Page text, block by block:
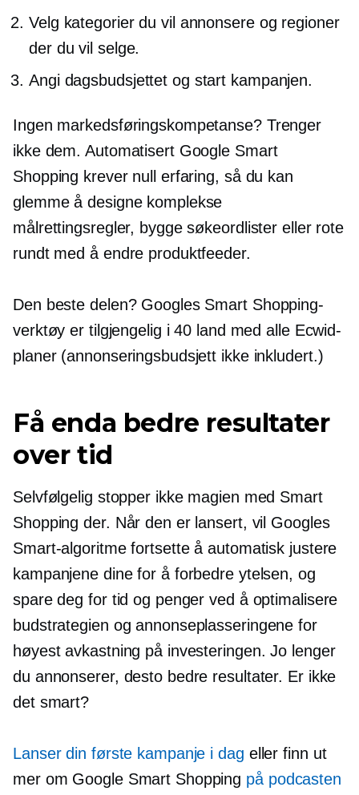
Velg kategorier du vil annonsere og regioner
der du vil selge.
Angi dagsbudsjettet og start kampanjen.
Ingen markedsføringskompetanse? Trenger
ikke dem. Automatisert Google Smart
Shopping krever null erfaring, så du kan
glemme å designe komplekse
målrettingsregler, bygge søkeordlister eller rote
rundt med å endre produktfeeder.
Den beste delen? Googles Smart Shopping-
verktøy er tilgjengelig i 40 land med alle Ecwid-
planer (annonseringsbudsjett ikke inkludert.)
Få enda bedre resultater
over tid
Selvfølgelig stopper ikke magien med Smart
Shopping der. Når den er lansert, vil Googles
Smart-algoritme fortsette å automatisk justere
kampanjene dine for å forbedre ytelsen, og
spare deg for tid og penger ved å optimalisere
budstrategien og annonseplasseringene for
høyest avkastning på investeringen. Jo lenger
du annonserer, desto bedre resultater. Er ikke
det smart?
Lanser din første kampanje i dag eller finn ut
mer om Google Smart Shopping på podcasten